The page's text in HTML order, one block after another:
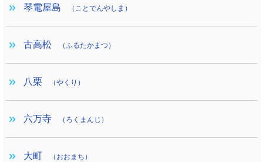
琴電屋島 （ことでんやしま）
古高松 （ふるたかまつ）
八栗 （やくり）
六万寺 （ろくまんじ）
大町 （おおまち）